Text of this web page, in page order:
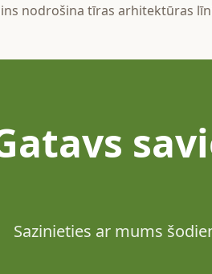
nodrošina tīras arhitektūras
Sazinieties ar mums